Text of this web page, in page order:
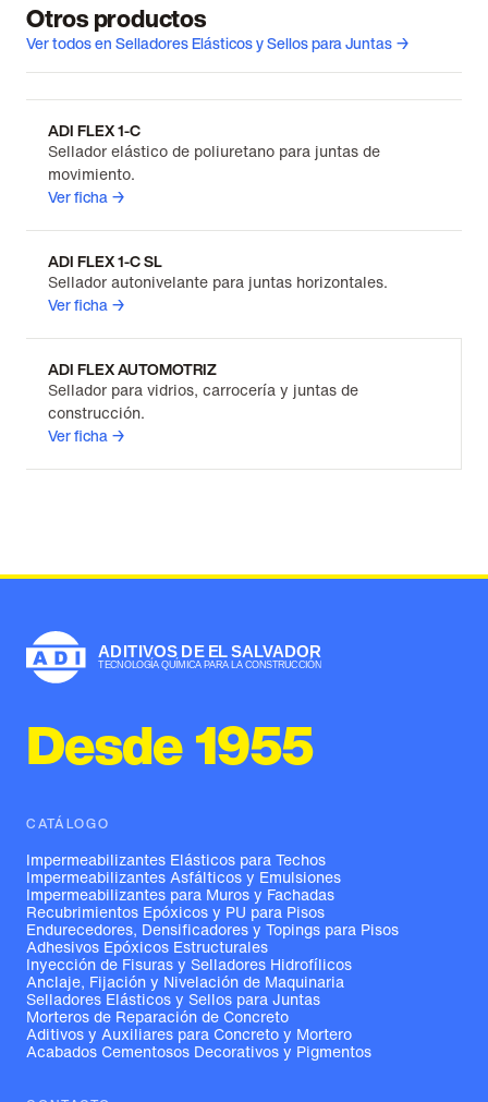
Otros productos
Ver todos en Selladores Elásticos y Sellos para Juntas →
ADI FLEX 1-C
Sellador elástico de poliuretano para juntas de
movimiento.
Ver ficha →
ADI FLEX 1-C SL
Sellador autonivelante para juntas horizontales.
Ver ficha →
ADI FLEX AUTOMOTRIZ
Sellador para vidrios, carrocería y juntas de
construcción.
Ver ficha →
Desde 1955
CATÁLOGO
Impermeabilizantes Elásticos para Techos
Impermeabilizantes Asfálticos y Emulsiones
Impermeabilizantes para Muros y Fachadas
Recubrimientos Epóxicos y PU para Pisos
Endurecedores, Densificadores y Topings para Pisos
Adhesivos Epóxicos Estructurales
Inyección de Fisuras y Selladores Hidrofílicos
Anclaje, Fijación y Nivelación de Maquinaria
Selladores Elásticos y Sellos para Juntas
Morteros de Reparación de Concreto
Aditivos y Auxiliares para Concreto y Mortero
Acabados Cementosos Decorativos y Pigmentos